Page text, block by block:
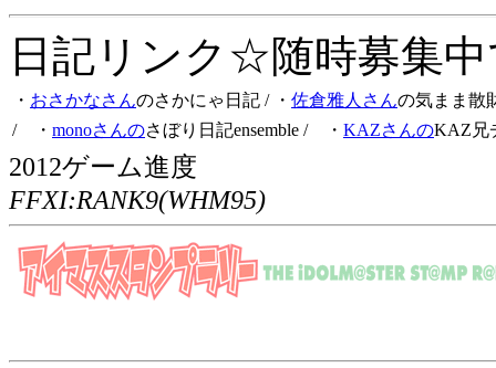
日記リンク☆随時募集
・ おさかなさんのさかにゃ日記 / ・ 佐倉雅人さんの気まま散
/ ・ monoさんのさぼり日記ensemble / ・ KAZさんのKAZ兄
2012ゲーム進度
FFXI:RANK9(WHM95)